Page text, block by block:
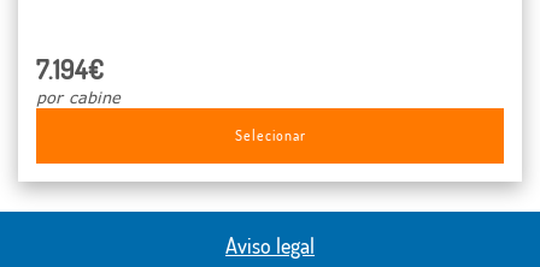
7.194€
por cabine
Selecionar
Aviso legal